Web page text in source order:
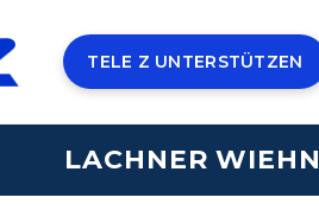
TELE Z UNTERSTÜTZEN
LACHNER